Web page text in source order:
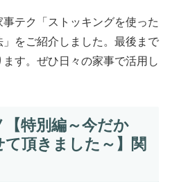
テク「ストッキングを使った
をご紹介しました。最後まで
す。ぜひ日々の家事で活用し
特別編～今だか
頂きました～】関